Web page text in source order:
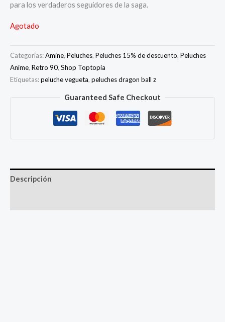
para los verdaderos seguidores de la saga.
Agotado
Categorías:Amine, Peluches, Peluches 15% de descuento, Peluches
Anime, Retro 90, Shop Toptopia
Etiquetas:peluche vegueta, peluches dragon ball z
Guaranteed Safe Checkout
Descripción